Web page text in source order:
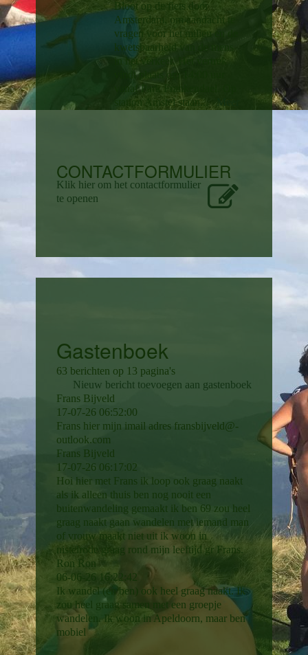
Bloot op de fiets door
Amsterdam, om aandacht te
vragen voor het milieu en de
kwetsbaarheid van de mens
in het verkeer. Het vertrek
vindt plaats om 14:00 uur
vanaf Park Frankendael. Op
station Amstel staan...
CONTACTFORMULIER
Klik hier om het contactformulier
te openen
Gastenboek
63 berichten op 13 pagina's
Nieuw bericht toevoegen aan gastenboek
Frans Bijveld
17-07-26 06:52:00
Frans hier mijn imail adres fransbijveld@­
outlook.­com
Frans Bijveld
17-07-26 06:17:02
Hoi hier met Frans ik loop ook graag naakt
als ik alleen thuis ben nog nooit een
buitenwandeling gemaakt ik ben 69 zou heel
graag naakt gaan wandelen met iemand man
of vrouw maakt niet uit ik woon in
nistelrode graag rond mijn leeftijd gr Frans.
Ron Ron
06-06-26 16:22:42
Ik wandel (en ben) ook heel graag naakt. Ik
zou heel graag samen met een groepje
wandelen. Ik woon in Apeldoorn, maar ben
mobiel